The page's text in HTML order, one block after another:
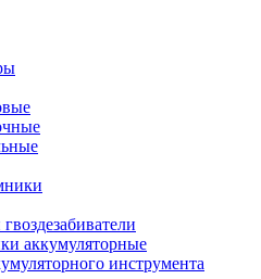
аккумуляторные
инструмента